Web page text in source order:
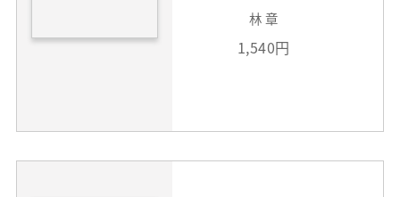
林 章
1,540円